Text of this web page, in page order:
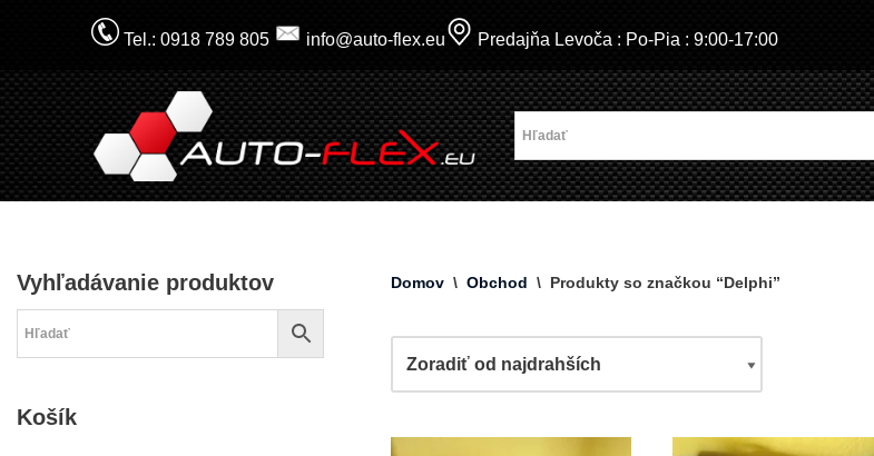
na
obsah
Tel.: 0918 789 805 info@auto-flex.eu Predajňa Levoča : Po-Pia : 9:00-17:00
Vyhľadávanie produktov
Košík
Domov \ Obchod \ Produkty so značkou “Delphi”